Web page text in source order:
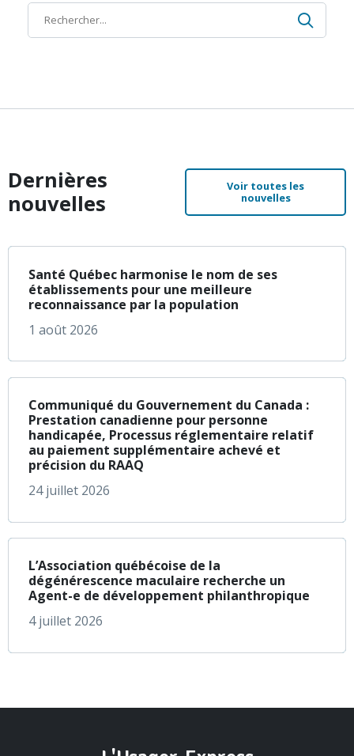
Recherche
Dernières
nouvelles
Voir toutes les
nouvelles
Santé Québec harmonise le nom de ses
établissements pour une meilleure
reconnaissance par la population
1 août 2026
En savoir plusà propos de Santé
Communiqué du Gouvernement du Canada :
Prestation canadienne pour personne
handicapée, Processus réglementaire relatif
au paiement supplémentaire achevé et
précision du RAAQ
24 juillet 2026
En savoir plusà propos de
L’Association québécoise de la
dégénérescence maculaire recherche un
Agent-e de développement philanthropique
4 juillet 2026
En savoir plusà propos de